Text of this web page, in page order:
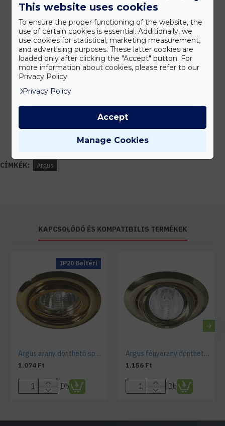
Kedvezmények
Vásárolj nagyobb mennyiségben és megadjuk a legjobb gyártói árakat.
Gyors kiszállítás
Készleten lévő termékeinket akár 24 órán belül megkaphatod!
Tanácsadás
megvalósításában.
CÍMKÉK: Argus
KAPCSOLÓDÓ ÉS KOMPATIBILIS TERMÉKEK
IP20 Beltéri
Argus arany dönthető spotkeret
1.074 Ft
Db
Argus fényarany dönthető spotkeret
1.156 Ft
Db
This website uses cookies
To ensure the proper functioning of the website, the
use of certain cookies is essential. Additionally, we
use cookies for statistical, marketing measurement,
and advertising purposes. These latter cookies are
loaded only after clicking the "Accept" button. For
more information about cookies, please refer to our
Privacy Policy.
Privacy Policy
Manage Cookies
Accept